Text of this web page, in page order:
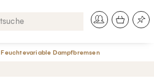
Feuchtevariable Dampfbremsen